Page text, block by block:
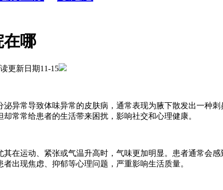
在哪
更新日期11-15
泌异常导致体味异常的皮肤病，通常表现为腋下散发出一种
常常给患者的生活带来困扰，影响社交和心理健康。
在运动、紧张或气温升高时，气味更加明显。患者通常会
出现焦虑、抑郁等心理问题，严重影响生活质量。